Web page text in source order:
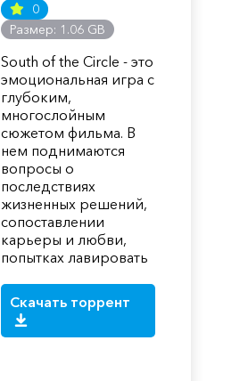
0
Размер: 1.06 GB
South of the Circle - это
эмоциональная игра с
глубоким,
многослойным
сюжетом фильма. В
нем поднимаются
вопросы о
последствиях
жизненных решений,
сопоставлении
карьеры и любви,
попытках лавировать
Скачать торрент